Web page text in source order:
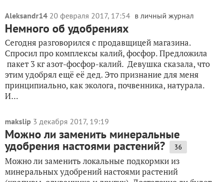
Aleksandr14 20 февраля 2017, 17:54 в личный журнал
Немного об удобрениях
Сегодня разговорился с продавщицей магазина.
Спросил про комплексы калий, фосфор. Предложила
пакет 3 кг азот-фосфор-калий. Девушка сказала, что
этим удобрял ещё её дед. Это признание для меня
принципиально, как эколога, почвенника, натурала.
И...
makslip 3 декабря 2017, 19:19
Можно ли заменить минеральные
удобрения настоями растений? 36
Можно ли заменить локальные подкормки из
минеральных удобрений настоями растений